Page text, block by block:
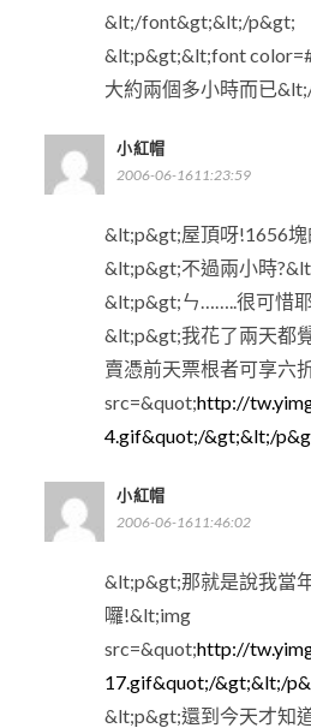
&lt;/font&gt;&lt;/p&gt;
&lt;p&gt;&lt;font
大約兩個多小時而已
小紅帽
2006-06-1611:23:59
&lt;p&gt;屋頂呀!1656
&lt;p&gt;不過兩小時
&lt;p&gt;ㄣ……..很可惜
&lt;p&gt;我花了兩天都
賣憑前天票根者可享六
src=&quot;http://
4.gif&quot;/&gt;&lt;/
小紅帽
2006-06-1611:46:02
&lt;p&gt;那就是說我當
囉!&lt;img
src=&quot;http://
17.gif&quot;/&gt;&lt;/
&lt;p&gt;還到今天才知